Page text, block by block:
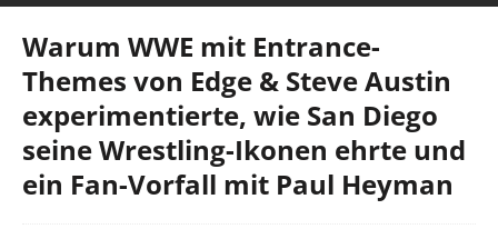
Warum WWE mit Entrance-
Themes von Edge & Steve Austin
experimentierte, wie San Diego
seine Wrestling-Ikonen ehrte und
ein Fan-Vorfall mit Paul Heyman